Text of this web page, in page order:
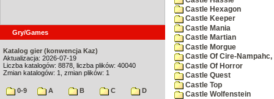
Gry/Games
Katalog gier (konwencja Kaz)
Aktualizacja: 2026-07-19
Liczba katalogów: 8878, liczba plików: 40040
Zmian katalogów: 1, zmian plików: 1
0-9 A B C
D
Castle Hexagon
Castle Keeper
Castle Mania
Castle Martian
Castle Morgue
Castle Of Cire-Nampahc,
Castle Of Horror
Castle Quest
Castle Top
Castle Wolfenstein